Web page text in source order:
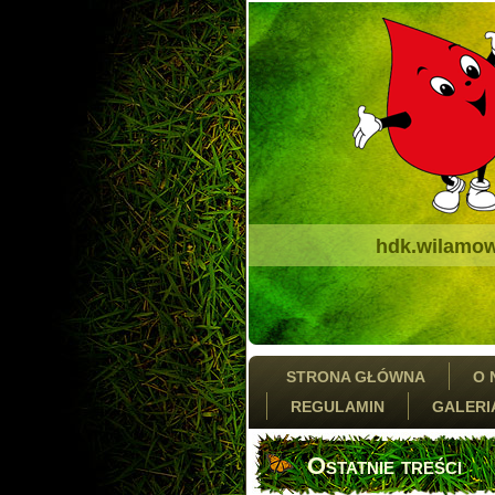
STRONA GŁÓWNA O
REGULAMIN
Ostatnie treści